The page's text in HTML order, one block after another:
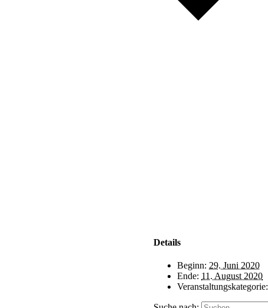
Details
Beginn: 29. Juni 2020
Ende: 11. August 2020
Veranstaltungskategorie: